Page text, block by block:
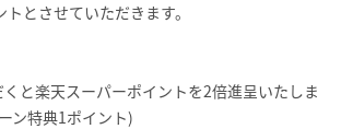
とさせていただきます。
と楽天スーパーポイントを2倍進呈いたしま
ン特典1ポイント)